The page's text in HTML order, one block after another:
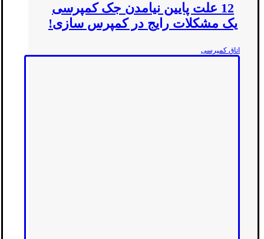
12 علت پایین نیامدن جک کمپرسی
یک مشکلات رایج در کمپرس سازی!
اتاق کمپرسی